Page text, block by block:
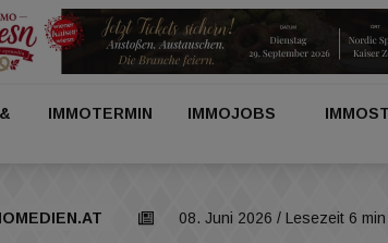
IMMOTERMIN IMMOJOBS
08. Juni 2026 / Lesezeit 6 min